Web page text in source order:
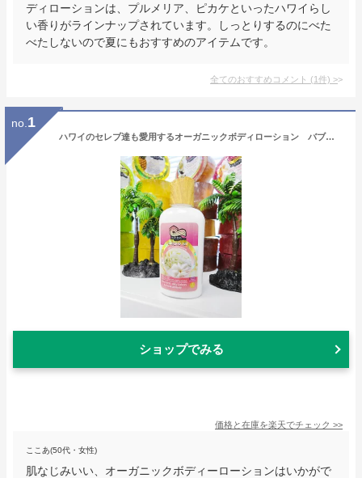
ディローションは、プルメリア、ピカケといったハワイらし
い香りがラインナップされています。しっとりするのにべた
べたしないので夏にもおすすめのアイテムです。
全てのおすすめコメント (1件) >
no. 1
ハワイのセレブ達も愛用するオーガニックボディローション バブルシャック シルキーボディローション （ピカケレイ） アメリカン雑貨 アメリカ雑貨 ハワイアン雑貨 ハワイ雑貨 ハワイグッズ ハワイアングッズ
ショップでみる
価格と在庫を楽天でチェック >>
ここあ(50代・女性)
肌なじみいい、オーガニックボディーローションはいかがで